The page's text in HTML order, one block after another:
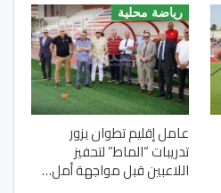
رياضة محلية
عامل إقليم تطوان يزور
تدريبات “الماط” لتحفيز
اللاعبين قبل مواجهة أمل…